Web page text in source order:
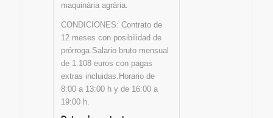
maquinária agrária.
CONDICIONES: Contrato de
12 meses con posibilidad de
prórroga.Salario bruto mensual
de 1.108 euros con pagas
extras incluidas.Horario de
8:00 a 13:00 h y de 16:00 a
19:00 h.